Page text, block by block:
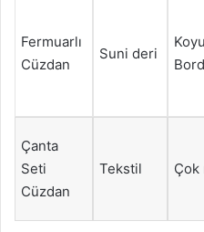
Fermuarlı
Cüzdan
Suni deri
Çanta
Seti
Cüzdan
Tekstil Çok